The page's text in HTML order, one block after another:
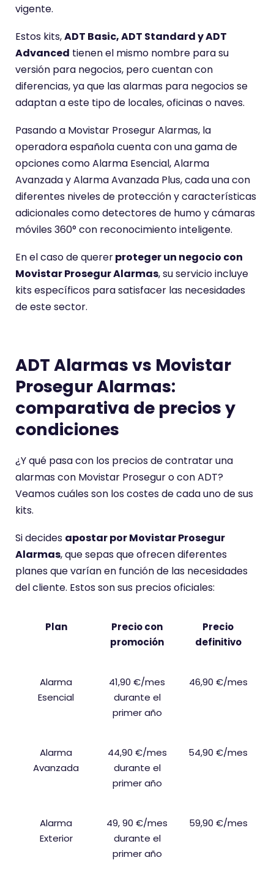
vigente.
Estos kits,ADT Basic, ADT Standard y ADT
Advanced tienen el mismo nombre para su
versión para negocios, pero cuentan con
diferencias, ya que las alarmas para negocios se
adaptan a este tipo de locales, oficinas o naves.
Pasando a Movistar Prosegur Alarmas, la
operadora española cuenta con una gama de
opciones como Alarma Esencial, Alarma
Avanzada y Alarma Avanzada Plus, cada una con
diferentes niveles de protección y características
adicionales como detectores de humo y cámaras
móviles 360° con reconocimiento inteligente.
En el caso de quererproteger un negocio con
Movistar Prosegur Alarmas, su servicio incluye
kits específicos para satisfacer las necesidades
de este sector.
ADT Alarmas vs Movistar
Prosegur Alarmas:
comparativa de precios y
condiciones
¿Y qué pasa con los precios de contratar una
alarmas con Movistar Prosegur o con ADT?
Veamos cuáles son los costes de cada uno de sus
kits.
Si decides apostar por Movistar Prosegur
Alarmas, que sepas que ofrecen diferentes
planes que varían en función de las necesidades
del cliente. Estos son sus precios oficiales:
Plan
Precio con
promoción
Precio
definitivo
Alarma
Esencial
41,90 €/mes
durante el
primer año
46,90 €/mes
Alarma
Avanzada
44,90 €/mes
durante el
primer año
54,90 €/mes
Alarma
Exterior
49, 90 €/mes
durante el
primer año
59,90 €/mes